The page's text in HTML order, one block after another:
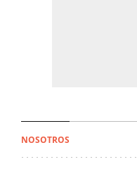
NOSOTROS